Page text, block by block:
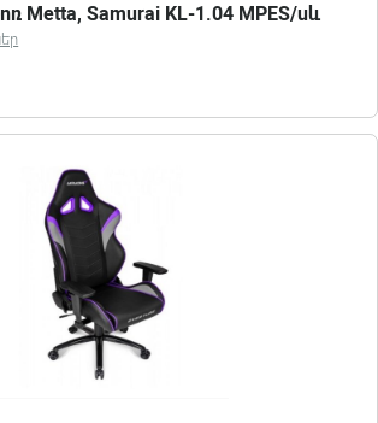
Metta, Samurai KL-1.04 MPES/սև